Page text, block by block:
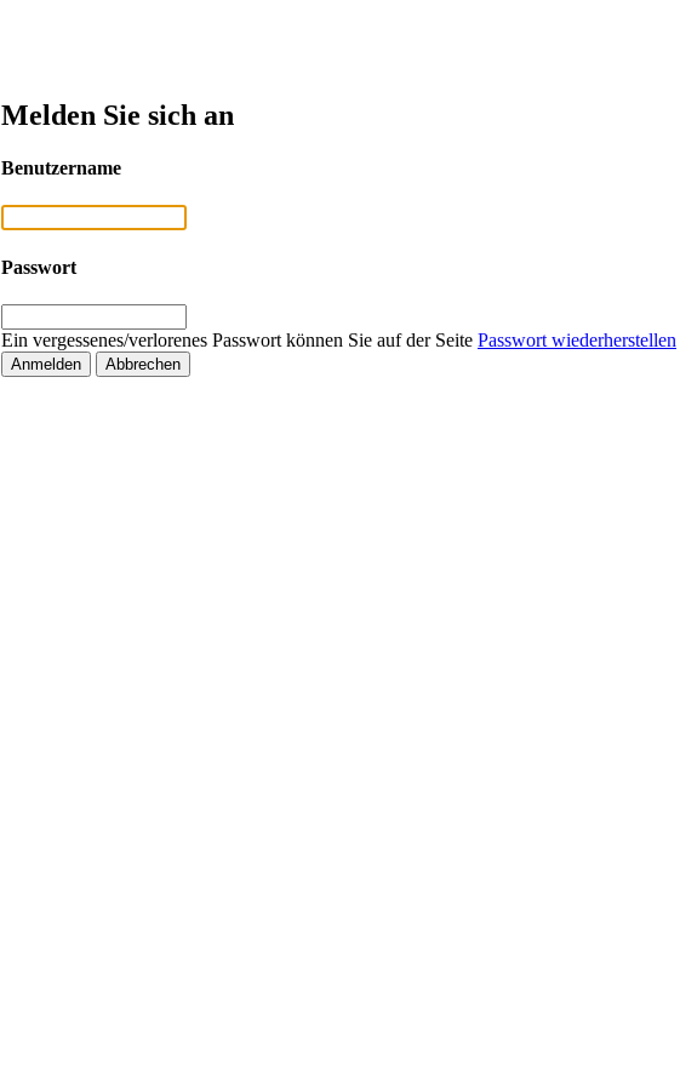
Melden Sie sich an
Benutzername
Passwort
Ein vergessenes/verlorenes Passwort können Sie auf der Seite Passwort wiederherstellen